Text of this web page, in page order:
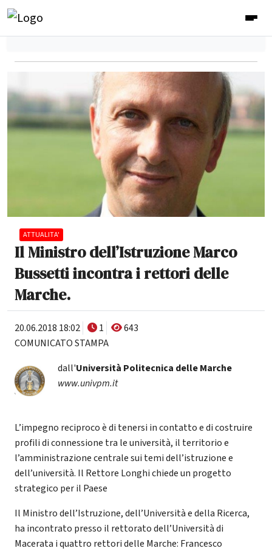
ATTUALITA'
Il Ministro dell’Istruzione Marco
Bussetti incontra i rettori delle
Marche.
20.06.2018 18:02 1
643
COMUNICATO STAMPA
dall'Università Politecnica delle Marche
www.univpm.it
L’impegno reciproco è di tenersi in contatto e di costruire
profili di connessione tra le università, il territorio e
l’amministrazione centrale sui temi dell’istruzione e
dell’università. Il Rettore Longhi chiede un progetto
strategico per il Paese
Il Ministro dell’Istruzione, dell’Università e della Ricerca,
ha incontrato presso il rettorato dell’Università di
Macerata i quattro rettori delle Marche: Francesco